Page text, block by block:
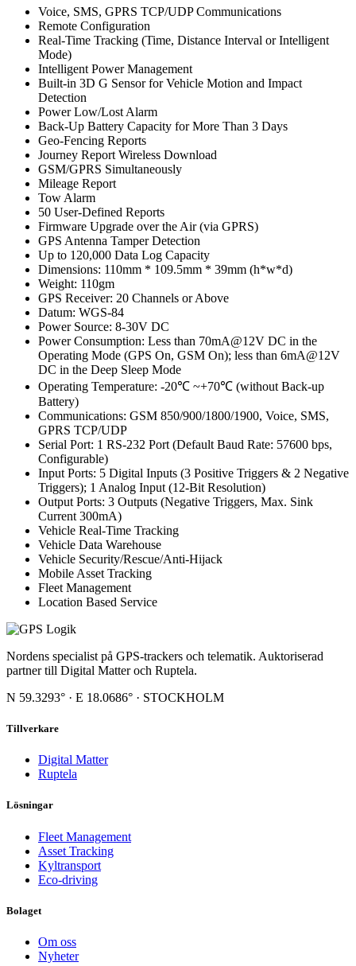
Voice, SMS, GPRS TCP/UDP Communications
Remote Configuration
Real-Time Tracking (Time, Distance Interval or Intelligent
Mode)
Intelligent Power Management
Built-in 3D G Sensor for Vehicle Motion and Impact
Detection
Power Low/Lost Alarm
Back-Up Battery Capacity for More Than 3 Days
Geo-Fencing Reports
Journey Report Wireless Download
GSM/GPRS Simultaneously
Mileage Report
Tow Alarm
50 User-Defined Reports
Firmware Upgrade over the Air (via GPRS)
GPS Antenna Tamper Detection
Up to 120,000 Data Log Capacity
Dimensions: 110mm * 109.5mm * 39mm (h*w*d)
Weight: 110gm
GPS Receiver: 20 Channels or Above
Datum: WGS-84
Power Source: 8-30V DC
Power Consumption: Less than 70mA@12V DC in the
Operating Mode (GPS On, GSM On); less than 6mA@12V
DC in the Deep Sleep Mode
Operating Temperature: -20℃ ~+70℃ (without Back-up
Battery)
Communications: GSM 850/900/1800/1900, Voice, SMS,
GPRS TCP/UDP
Serial Port: 1 RS-232 Port (Default Baud Rate: 57600 bps,
Configurable)
Input Ports: 5 Digital Inputs (3 Positive Triggers & 2 Negative
Triggers); 1 Analog Input (12-Bit Resolution)
Output Ports: 3 Outputs (Negative Triggers, Max. Sink
Current 300mA)
Vehicle Real-Time Tracking
Vehicle Data Warehouse
Vehicle Security/Rescue/Anti-Hijack
Mobile Asset Tracking
Fleet Management
Location Based Service
Nordens specialist på GPS-trackers och telematik. Auktoriserad
partner till Digital Matter och Ruptela.
N 59.3293° · E 18.0686° · STOCKHOLM
Tillverkare
Digital Matter
Ruptela
Lösningar
Fleet Management
Asset Tracking
Kyltransport
Eco-driving
Bolaget
Om oss
Nyheter